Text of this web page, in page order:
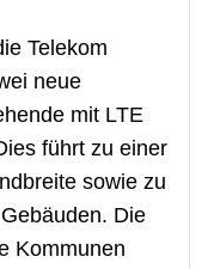
Telekom
neue
mit LTE
führt zu einer
sowie zu
Die
Kommunen